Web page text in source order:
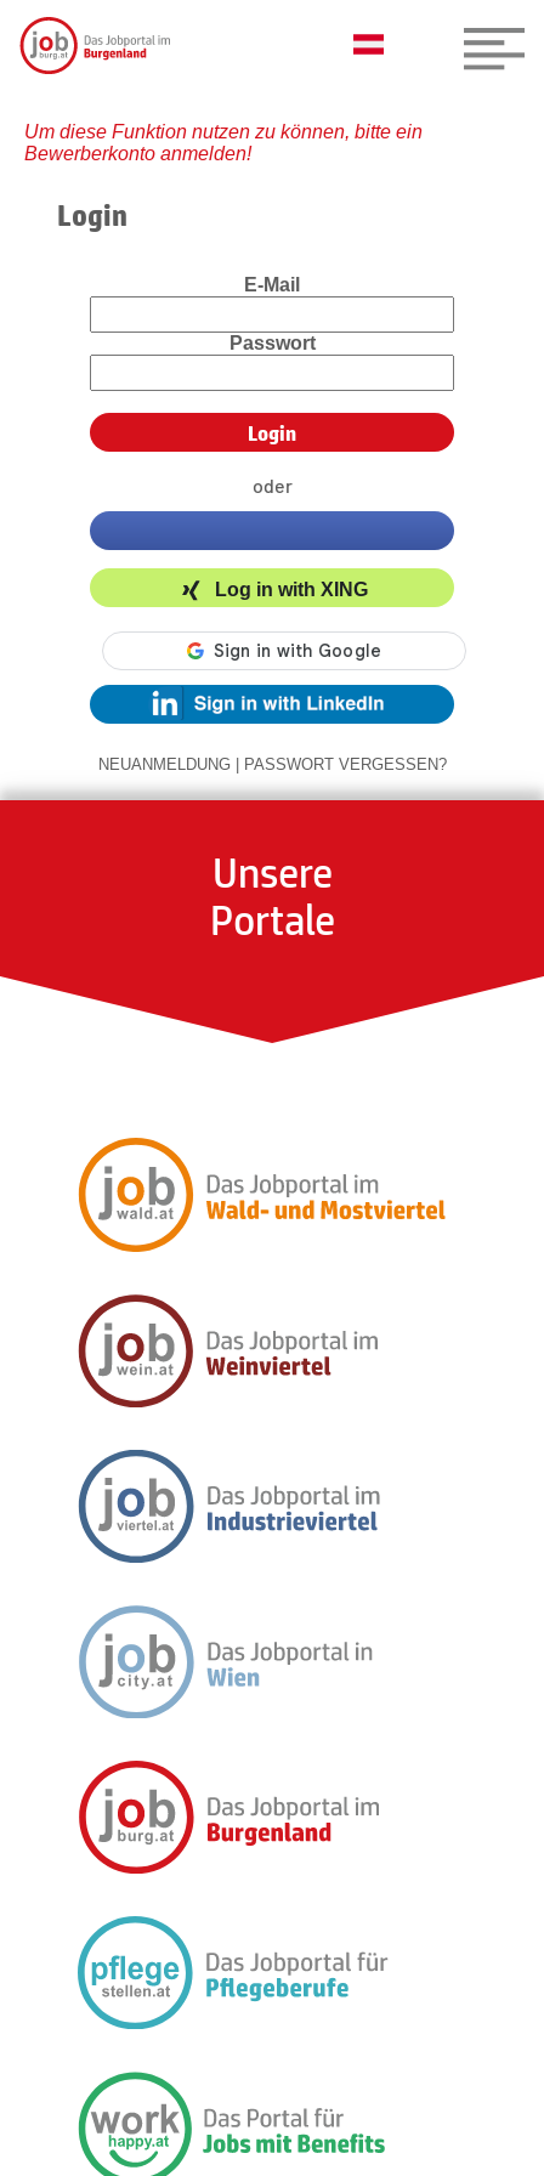
Um diese Funktion nutzen zu können, bitte ein
Bewerberkonto anmelden!
Login
E-Mail
Passwort
oder
Log in with XING
NEUANMELDUNG | PASSWORT VERGESSEN?
Unsere
Portale